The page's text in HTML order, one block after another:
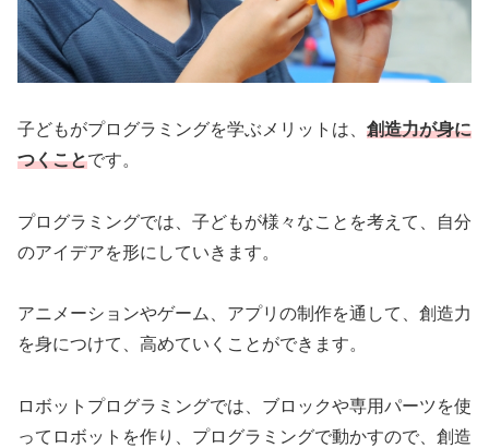
子どもがプログラミングを学ぶメリットは、 創造力が身に
つくことです。
プログラミングでは、子どもが様々なことを考えて、自分
のアイデアを形にしていきます。
アニメーションやゲーム、アプリの制作を通して、創造力
を身につけて、高めていくことができます。
ロボットプログラミングでは、ブロックや専用パーツを使
ってロボットを作り、プログラミングで動かすので、創造